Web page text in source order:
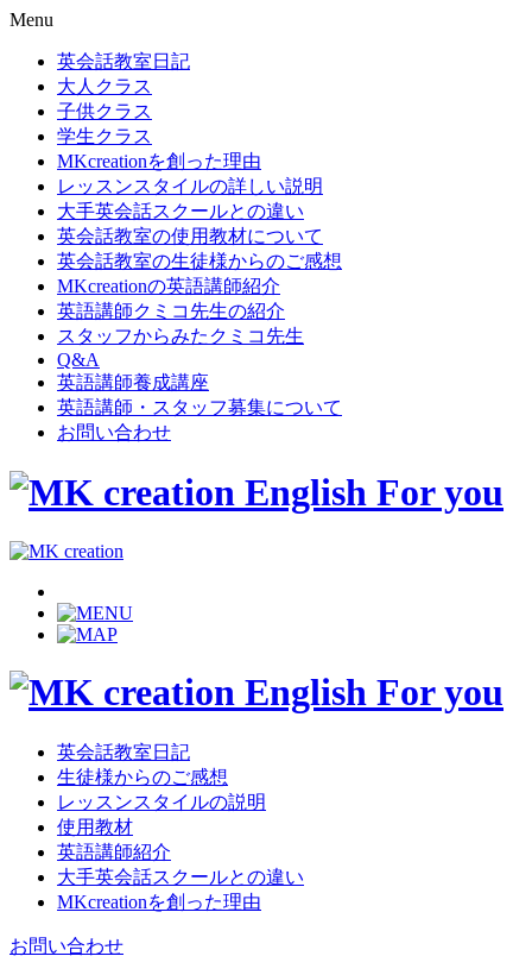
Menu
英会話教室日記
大人クラス
子供クラス
学生クラス
MKcreationを創った理由
レッスンスタイルの詳しい説明
大手英会話スクールとの違い
英会話教室の使用教材について
英会話教室の生徒様からのご感想
MKcreationの英語講師紹介
英語講師クミコ先生の紹介
スタッフからみたクミコ先生
Q&A
英語講師養成講座
英語講師・スタッフ募集について
お問い合わせ
英会話教室日記
生徒様からのご感想
レッスンスタイルの説明
使用教材
英語講師紹介
大手英会話スクールとの違い
MKcreationを創った理由
お問い合わせ